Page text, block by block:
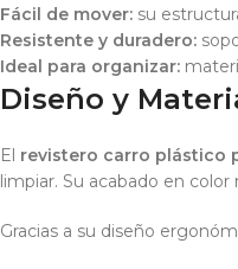
Fácil de mover: su
Resistente y duradero:
Ideal para organizar:
Diseño y
El revistero carro plástico
limpiar. Su acabado en
Gracias a su diseño